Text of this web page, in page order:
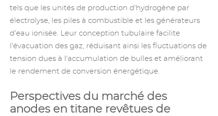
tels que les unités de production d'hydrogène par
électrolyse, les piles à combustible et les générateurs
d'eau ionisée. Leur conception tubulaire facilite
l'évacuation des gaz, réduisant ainsi les fluctuations de
tension dues à l'accumulation de bulles et améliorant
le rendement de conversion énergétique.
Perspectives du marché des
anodes en titane revêtues de